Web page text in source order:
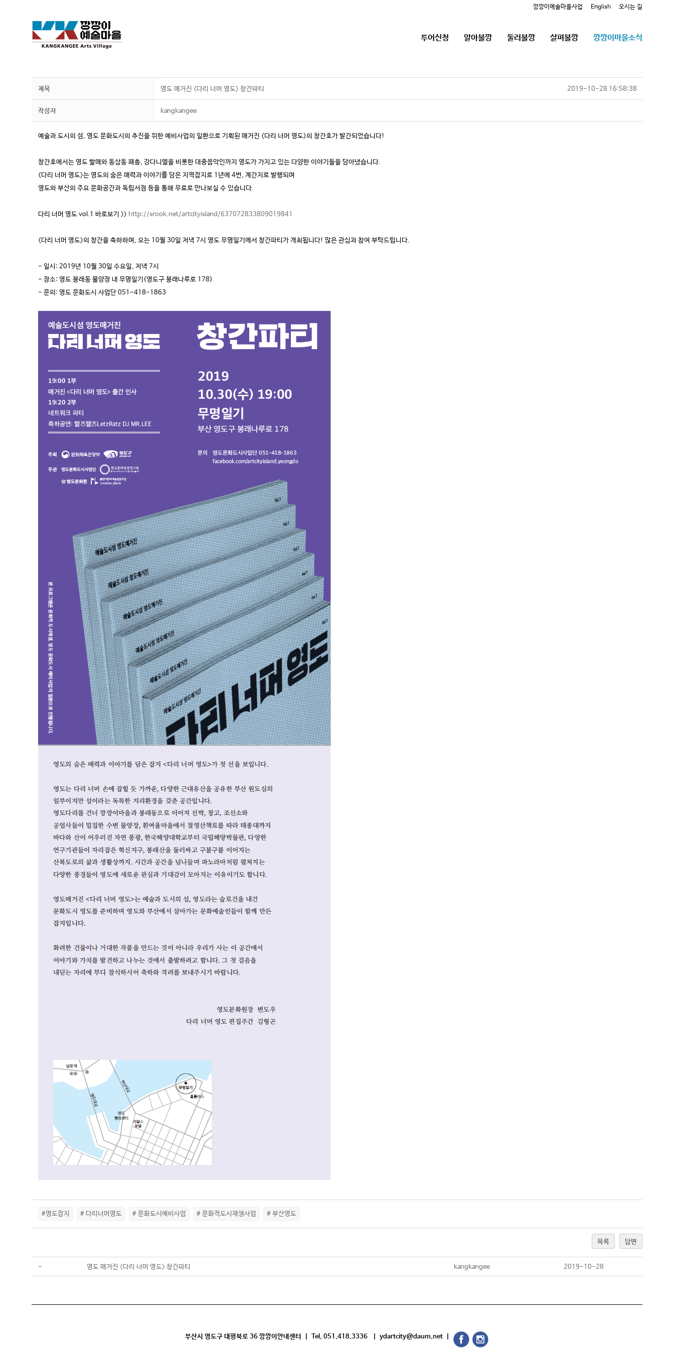
깡깡이예술마을사업 English 오시는 길
투어신청 알아볼깡 둘러볼깡 살펴볼깡 깡깡이마을소식
제목 영도 매거진 <다리 너머 영도> 창간파티 2019-10-28 16:58:38
작성자 kangkangee
예술과 도시의 섬, 영도 문화도시의 추진을 위한 예비사업의 일환으로 기획된 매거진 <다리 너머 영도>의 창간호가 발간되었습니다!
창간호에서는 영도 할매와 동삼동 패총, 강다니엘을 비롯한 대중음악인까지 영도가 가지고 있는 다양한 이야기들을 담아냈습니다.
<다리 너머 영도>는 영도의 숨은 매력과 이야기를 담은 지역잡지로 1년에 4번, 계간지로 발행되며
영도와 부산의 주요 문화공간과 독립서점 등을 통해 무료로 만나보실 수 있습니다.
다리 너머 영도 vol.1 바로보기 >> http://srook.net/artcityisland/637072833809019841
<다리 너머 영도>의 창간을 축하하며, 오는 10월 30일 저녁 7시 영도 무명일기에서 창간파티가 개최됩니다! 많은 관심과 참여 부탁드립니다.
- 일시: 2019년 10월 30일 수요일, 저녁 7시
- 장소: 영도 봉래동 물양장 내 무명일기(영도구 봉래나루로 178)
- 문의: 영도 문화도시 사업단 051-418-1863
#영도잡지 # 다리너머영도 # 문화도시예비사업 # 문화적도시재생사업 # 부산영도
목록 답변
- 영도 매거진 <다리 너머 영도> 창간파티 kangkangee 2019-10-28
부산시 영도구 대평북로 36 깡깡이안내센터 | Tel. 051.418.3336 | ydartcity@daum.net |